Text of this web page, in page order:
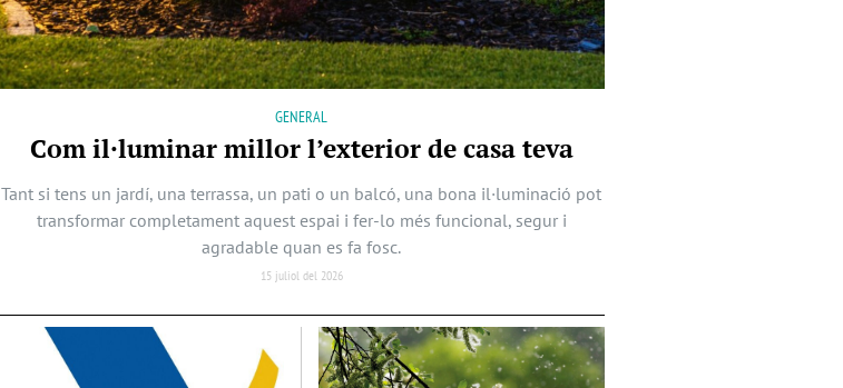
GENERAL
Com il·luminar millor l’exterior de casa teva
Tant si tens un jardí, una terrassa, un pati o un balcó, una bona il·luminació pot
transformar completament aquest espai i fer-lo més funcional, segur i
agradable quan es fa fosc.
15 juliol del 2026